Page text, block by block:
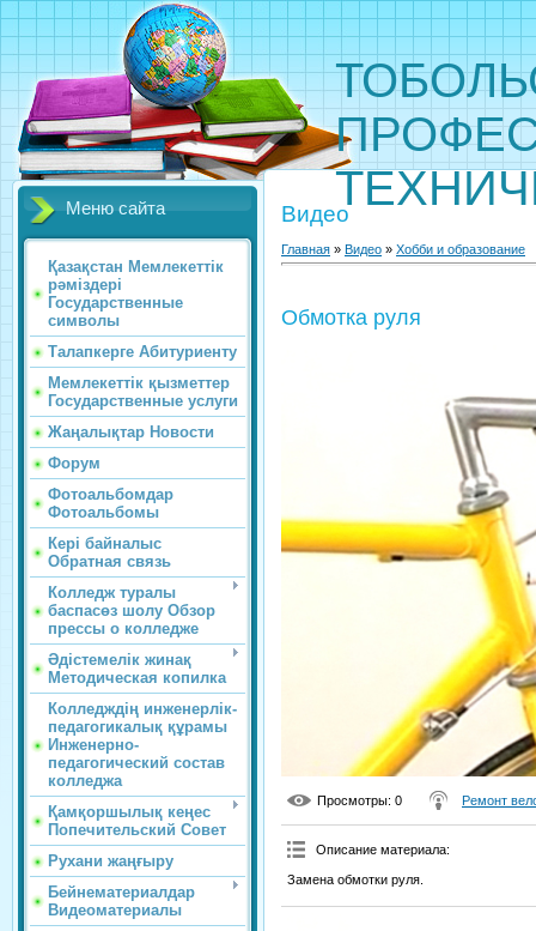
Меню сайта
Қазақстан Мемлекеттік
рәміздері
Государственные
символы
Талапкерге Абитуриенту
Мемлекеттік қызметтер
Государственные услуги
Жаңалықтар Новости
Форум
Фотоальбомдар
Фотоальбомы
Кері байналыс
Обратная связь
Колледж туралы
баспасөз шолу Обзор
прессы о колледже
Әдістемелік жинақ
Методическая копилка
Колледждің инженерлік-
педагогикалық құрамы
Инженерно-
педагогический состав
колледжа
Қамқоршылық кеңес
Попечительский Совет
Рухани жаңғыру
Бейнематериалдар
Видеоматериалы
Видео
Главная » Видео » Хобби и образование
Обмотка руля
Просмотры: 0 Ремонт
Описание материала:
Замена обмотки руля.